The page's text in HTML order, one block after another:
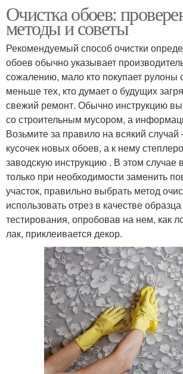
Очистка обоев:
методы и советы
Рекомендуемый способ очистки
обоев обычно указывает
сожалению, мало кто покупает рулоны
меньше тех, кто думает о будущих
свежий ремонт. Обычно инструкцию
со строительным мусором, а
Возьмите за правило на всякий случай
кусочек новых обоев, а к нему
заводскую инструкцию . В этом случае
только при необходимости заменить
участок, правильно выбрать метод
использовать отрез в качестве
тестирования, опробовав на нем, как
лак, приклеивается декор.